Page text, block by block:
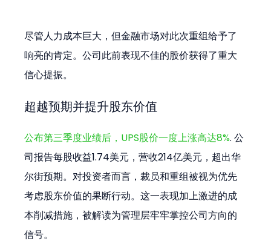
尽管人力成本巨大，但金融市场对此次重组给予了
响亮的肯定。公司此前表现不佳的股价获得了重大
信心提振。
超越预期并提升股东价值
公布第三季度业绩后，UPS股价一度上涨高达8%. 公
司报告每股收益1.74美元，营收214亿美元，超出华
尔街预期。对投资者而言，裁员和重组被视为优先
考虑股东价值的果断行动。这一表现加上激进的成
本削减措施，被解读为管理层牢牢掌控公司方向的
信号。